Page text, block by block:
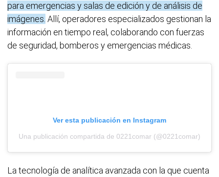
para emergencias y salas de edición y de análisis de
imágenes. Allí, operadores especializados gestionan la
información en tiempo real, colaborando con fuerzas
de seguridad, bomberos y emergencias médicas.
Ver esta publicación en Instagram
Una publicación compartida de 0221comar (@0221comar)
La tecnología de analítica avanzada con la que cuenta